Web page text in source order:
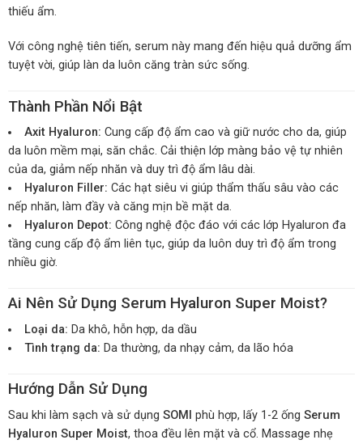
thiếu ẩm.
Với công nghệ tiên tiến, serum này mang đến hiệu quả dưỡng ẩm
tuyệt vời, giúp làn da luôn căng tràn sức sống.
Thành Phần Nổi Bật
Axit Hyaluron: Cung cấp độ ẩm cao và giữ nước cho da, giúp
da luôn mềm mại, săn chắc. Cải thiện lớp màng bảo vệ tự nhiên
của da, giảm nếp nhăn và duy trì độ ẩm lâu dài.
Hyaluron Filler: Các hạt siêu vi giúp thẩm thấu sâu vào các
nếp nhăn, làm đầy và căng mịn bề mặt da.
Hyaluron Depot: Công nghệ độc đáo với các lớp Hyaluron đa
tầng cung cấp độ ẩm liên tục, giúp da luôn duy trì độ ẩm trong
nhiều giờ.
Ai Nên Sử Dụng Serum Hyaluron Super Moist?
Loại da: Da khô, hỗn hợp, da dầu
Tình trạng da: Da thường, da nhạy cảm, da lão hóa
Hướng Dẫn Sử Dụng
Sau khi làm sạch và sử dụng SOMI phù hợp, lấy 1-2 ống Serum
Hyaluron Super Moist, thoa đều lên mặt và cổ. Massage nhẹ